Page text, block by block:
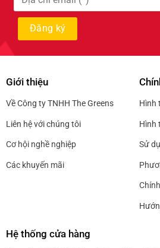
Giới thiệu
Về Công ty TNHH The Greens
Liên hệ với chúng tôi
Cơ hội nghề nghiệp
Các khuyến mãi
Hình
Hình
Sử
Hệ thống cửa hàng